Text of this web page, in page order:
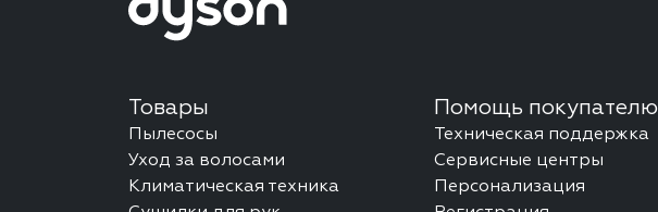
Товары
Пылесосы
Уход за волосами
Климатическая техника
Помощь покупателю
Техническая поддержка
Сервисные центры
Персонализация